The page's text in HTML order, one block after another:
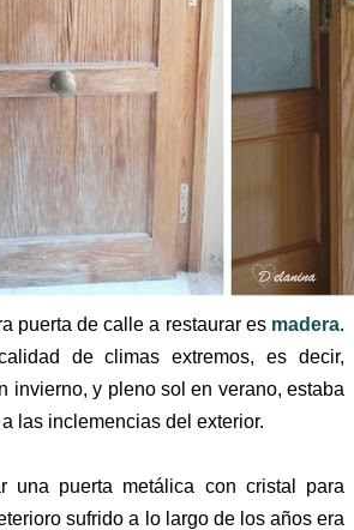
puerta de calle a restaurar es madera.
de climas extremos, es decir,
invierno, y pleno sol en verano, estaba
las inclemencias del exterior.
una puerta metálica con cristal para
sufrido a lo largo de los años era